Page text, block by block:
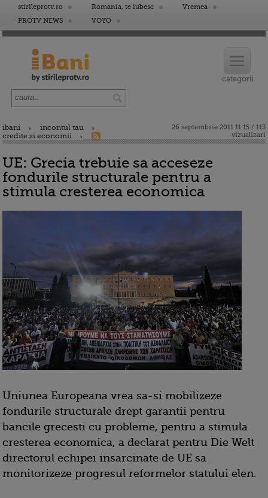
stirileprotv.ro Romania, te iubesc
Vremea
PROTV NEWS
VOYO
ibani
incontul tau
credite si economii
26 septembrie 2011 11:15 / 113
vizualizari
UE: Grecia trebuie sa acceseze
fondurile structurale pentru a
stimula cresterea economica
Uniunea Europeana vrea sa-si mobilizeze
fondurile structurale drept garantii pentru
bancile grecesti cu probleme, pentru a stimula
cresterea economica, a declarat pentru Die Welt
directorul echipei insarcinate de UE sa
monitorizeze progresul reformelor statului elen.